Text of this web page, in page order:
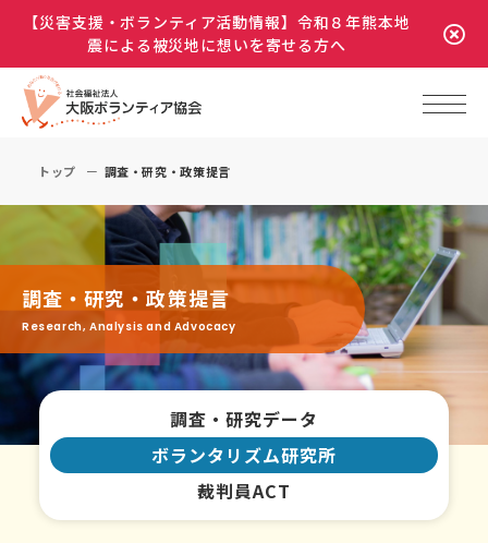
【災害支援・ボランティア活動情報】令和８年熊本地
震による被災地に想いを寄せる方へ
トップ 調査・研究・政策提言
調査・研究・政策提言
Research, Analysis and Advocacy
調査・研究データ
ボランタリズム研究所
裁判員ACT